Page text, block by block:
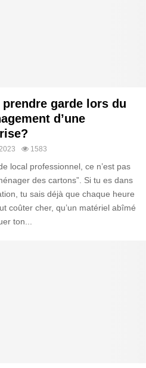
prendre garde lors du
d’une
1583
local professionnel, ce n’est pas
des cartons”. Si tu es dans
tu sais déjà que chaque heure
coûter cher, qu’un matériel abîmé
ton...